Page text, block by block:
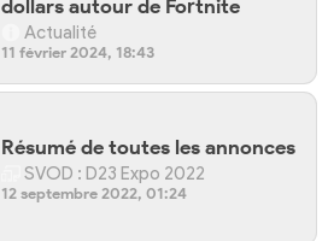
dollars autour de Fortnite
Actualité
11 février 2024, 18:43
Résumé de toutes les annonces
SVOD : D23 Expo 2022
12 septembre 2022, 01:24